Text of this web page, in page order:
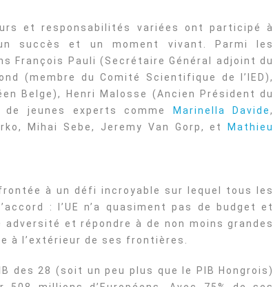
et responsabilités variées ont participé à
succès et un moment vivant. Parmi les
François Pauli (Secrétaire Général adjoint du
(membre du Comité Scientifique de l’IED),
Belge), Henri Malosse (Ancien Président du
de jeunes experts comme
Marinella Davide,
Mihai Sebe, Jeremy Van Gorp, et
Mathieu
à un défi incroyable sur lequel tous les
: l’UE n’a quasiment pas de budget et
et répondre à de non moins grandes
à l’extérieur de ses frontières.
des 28 (soit un peu plus que le PIB Hongrois)